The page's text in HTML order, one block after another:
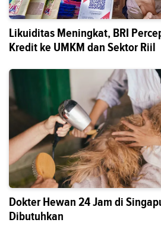
Likuiditas Meningkat, BRI
Kredit ke UMKM dan Sektor Riil
Dokter Hewan 24 Jam di
Dibutuhkan